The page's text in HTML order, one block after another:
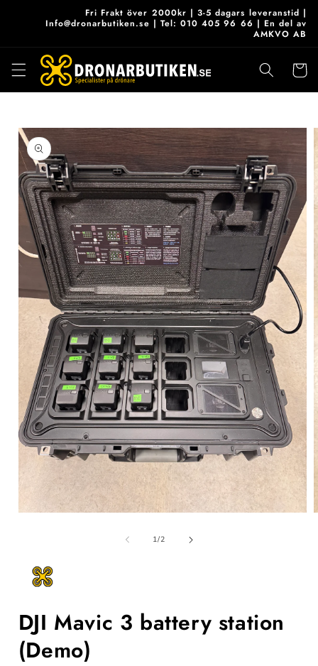
Fri Frakt över 2000kr | 3-5 dagars leveranstid |
Info@dronarbutiken.se | Tel: 010 405 96 66 | En del av
AMKVO AB
vidare till
1/av
2
DJI Mavic 3 battery station
(Demo)